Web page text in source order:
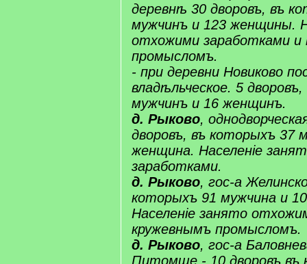
деревнѣ 30 дворовъ, въ
мужчинъ и 123 женщины.
отхожими заработками и
промысломъ.
- при деревни ​​Новиково​
владѣльческое. 5
мужчинъ и 16 женщинъ.
​д.​ ​​Рыково​,
дворовъ, въ которыхъ 37
женщина. Населеніе
заработками.
​д.​ ​​Рыково​, гос-а
которыхъ 91 мужчина и
Населеніе занято
кружевнымъ промысломъ.
​д.​ ​​Рыково​, гос-а
Питомше​ - 10 дворовъ въ